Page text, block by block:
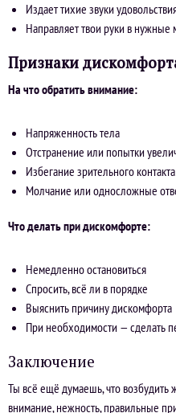
Издает тихие звуки
Направляет твои руки в нужные
Признаки
На что обратить внимание:
Напряженность тела
Отстранение или попытки
Избегание зрительного контакта
Молчание или односложные
Что делать при дискомфорте:
Немедленно остановиться
Спросить, всё ли в порядке
Выяснить причину дискомфорта
При необходимости — сделать
Заключение
Ты всё ещё думаешь, что
внимание, нежность, правильные